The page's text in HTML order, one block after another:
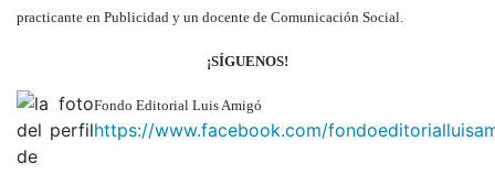
practicante en Publicidad y un docente de Comunicación Social.
¡SÍGUENOS!
Fondo Editorial Luis Amigó
https://www.facebook.com/